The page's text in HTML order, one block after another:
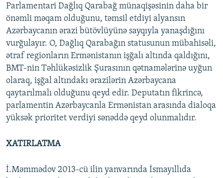
Parlamentari Dağlıq Qarabağ münaqişəsinin daha bir
önəmli məqam olduğunu, təmsil etdiyi alyansın
Azərbaycanın ərazi bütövlüyünə sayqıyla yanaşdığını
vurğulayır. O, Dağlıq Qarabağın statusunun mübahisəli,
ətraf regionların Ermənistanın işğalı altında qaldığını,
BMT-nin Təhlükəsizlik Şurasının qətnamələrinə uyğun
olaraq, işğal altındakı ərazilərin Azərbaycana
qaytarılmalı olduğunu qeyd edir. Deputatın fikrincə,
parlamentin Azərbaycanla Ermənistan arasında dialoqa
yüksək prioritet verdiyi sənəddə qeyd olunmalıdır.
XATIRLATMA
İ.Məmmədov 2013-cü ilin yanvarında İsmayıllıda